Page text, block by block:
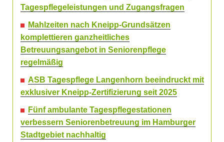
Tagespflegeleistungen und Zugangsfragen
Mahlzeiten nach Kneipp-Grundsätzen
komplettieren ganzheitliches
Betreuungsangebot in Seniorenpflege
regelmäßig
ASB Tagespflege Langenhorn beeindruckt mit
exklusiver Kneipp-Zertifizierung seit 2025
Fünf ambulante Tagespflegestationen
verbessern Seniorenbetreuung im Hamburger
Stadtgebiet nachhaltig